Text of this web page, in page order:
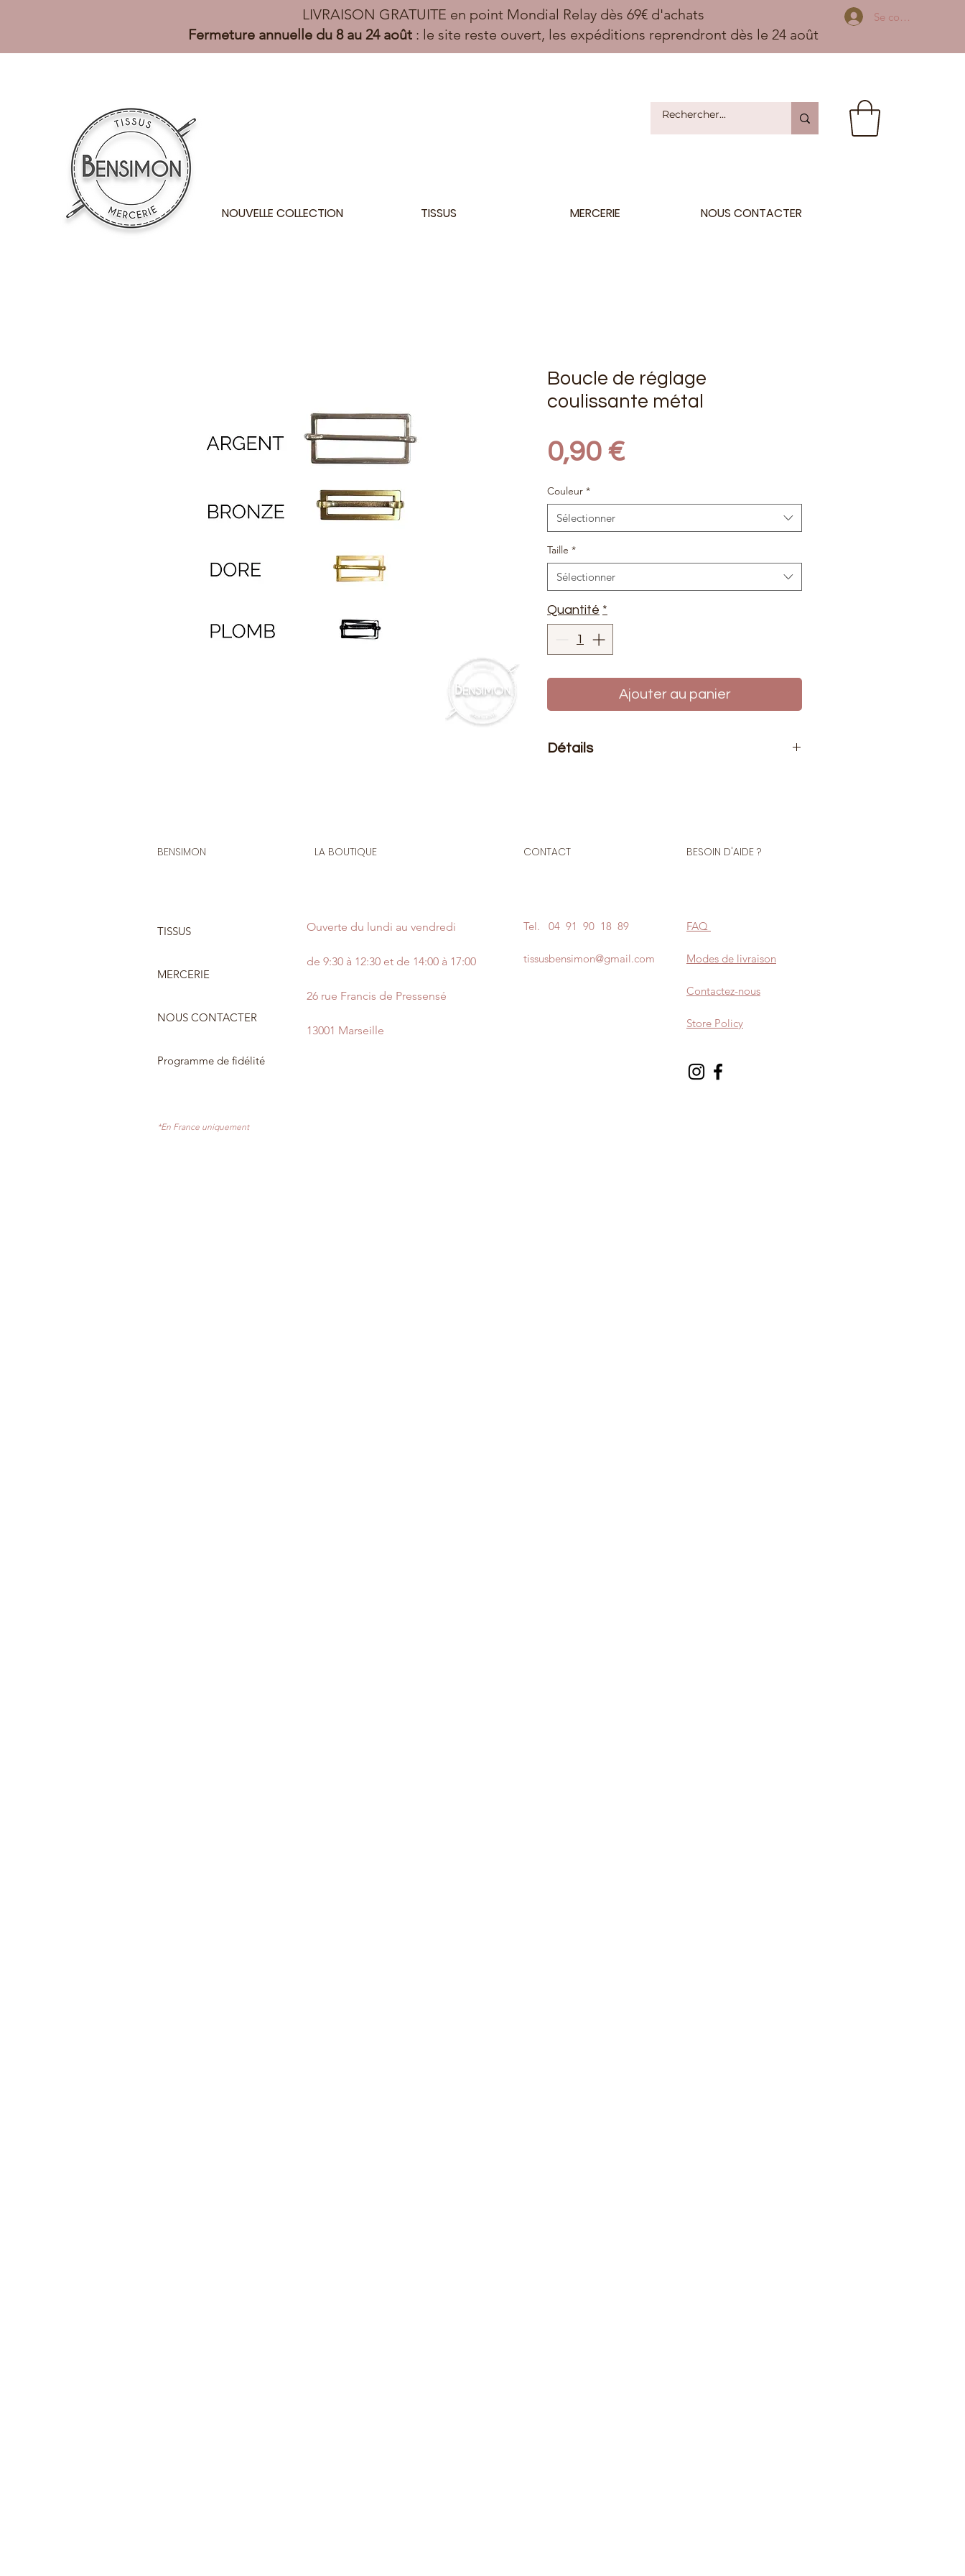
LIVRAISON GRATUITE en point Mondial Relay dès 69€ d'achats
Fermeture annuelle du 8 au 24 août: le site reste ouvert, les expéditions reprendront dès le 24 août
Se connecter
NOUVELLE COLLECTION TISSUS MERCERIE NOUS CONTACTER
Boucle de réglage
coulissante métal
0,90 €Prix
Couleur *
Sélectionner
Taille *
Sélectionner
Quantité *
Ajouter au panier
Détails
apportant une finition soignée à vos créations
durables et pratiques.
ceintures, bretelles, harnais ou accessoires pour
Elle permet un réglage précis et rapide des sangles
Adaptez la largeur de la boucle à celle de la sangle.
BENSIMON
TISSUS
MERCERIE
NOUS CONTACTER
Programme de fidélité
LA BOUTIQUE
Ouverte du lundi au vendredi
de 9:30 à 12:30 et de 14:00 à 17:00
26 rue Francis de Pressensé
13001 Marseille
CONTACT BESOIN D'AIDE ?
Tel. 04 91 90 18 89
tissusbensimon@gmail.com
FAQ
Modes de livraison
Contactez-nous
Store Policy
*En France uniquement